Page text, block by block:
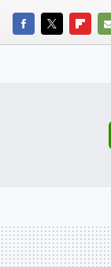
FACEBOOK
TWITTER